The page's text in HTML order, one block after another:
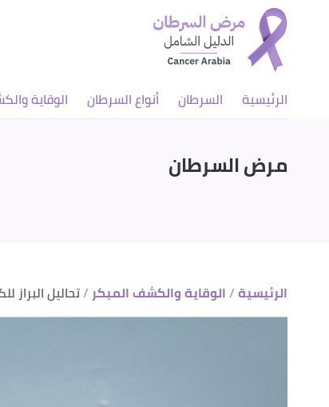
الرئيسية السرطان أنواع السرطان الوقاية
مرض السرطان
الرئيسية الوقاية والكشف المبكر تحاليل